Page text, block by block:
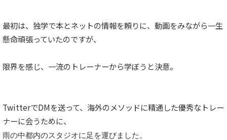
最初は、独学で本とネットの情報を頼りに、動画をみながら一生
懸命頑張っていたのですが、
限界を感じ、一流のトレーナーから学ぼうと決意。
TwitterでDMを送って、海外のメソッドに精通した優秀なトレー
ナーに会うために、
雨の中都内のスタジオに足を運びました。